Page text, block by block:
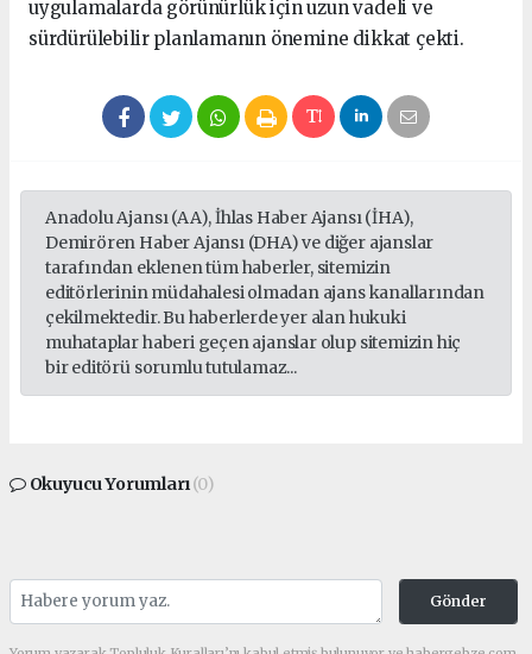
uygulamalarda görünürlük için uzun vadeli ve
sürdürülebilir planlamanın önemine dikkat çekti.
Anadolu Ajansı (AA), İhlas Haber Ajansı (İHA),
Demirören Haber Ajansı (DHA) ve diğer ajanslar
tarafından eklenen tüm haberler, sitemizin
editörlerinin müdahalesi olmadan ajans kanallarından
çekilmektedir. Bu haberlerde yer alan hukuki
muhataplar haberi geçen ajanslar olup sitemizin hiç
bir editörü sorumlu tutulamaz...
Okuyucu Yorumları(0)
Gönder